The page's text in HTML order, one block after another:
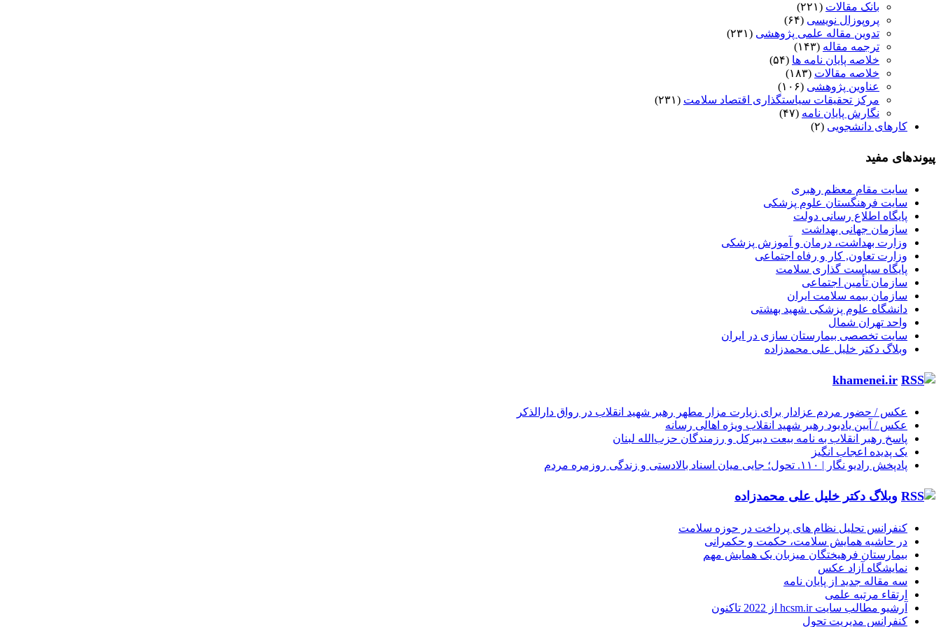
بانک مقالات (۲۲۱)
پروپوزال نویسی (۶۴)
تدوین مقاله علمی پژوهشی (۲۳۱)
ترجمه مقاله (۱۴۳)
خلاصه پایان نامه ها (۵۴)
خلاصه مقالات (۱۸۳)
عناوین پژوهشی (۱۰۶)
مرکز تحقیقات سیاستگذاری اقتصاد سلامت (۲۳۱)
نگارش پایان نامه (۴۷)
کارهای دانشجویی (۲)
پیوندهای مفید
سایت مقام معظم رهبری
سایت فرهنگستان علوم پزشکی
پایگاه اطلاع رسانی دولت
سازمان جهانی بهداشت
وزارت بهداشت، درمان و آموزش پزشکی
وزارت تعاون, کار و رفاه اجتماعی
پایگاه سیاست گذاری سلامت
سازمان تأمین اجتماعی
سازمان بیمه سلامت ایران
دانشگاه علوم پزشکی شهید بهشتی
واحد تهران شمال
سایت تخصصی بیمارستان سازی در ایران
وبلاگ دکتر خلیل علی محمدزاده
khamenei.ir
عکس / حضور مردم عزادار برای زیارت مزار مطهر رهبر شهید انقلاب در رواق دارالذکر
عکس / آیین یادبود رهبر شهید انقلاب ویژه اهالی رسانه
پاسخ رهبر انقلاب به نامه بیعت دبیرکل و رزمندگان حزب‌الله لبنان
یک پدیده اعجاب انگیز
پادپخش رادیو نگار | ۱۱۰. تحول؛ جایی میان اسناد بالادستی و زندگی روزمره مردم
وبلاگ دکتر خلیل علی محمدزاده
کنفرانس تحلیل نظام های پرداخت در حوزه سلامت
در حاشیه همایش سلامت، حکمت و حکمرانی
بیمارستان فرهیختگان میزبان یک همایش مهم
نمایشگاه آزاد عکس
سه مقاله جدید از پایان نامه
ارتقاء مرتبه علمی
آرشیو مطالب سایت hcsm.ir از 2022 تاکنون
کنفرانس مدیریت تحول